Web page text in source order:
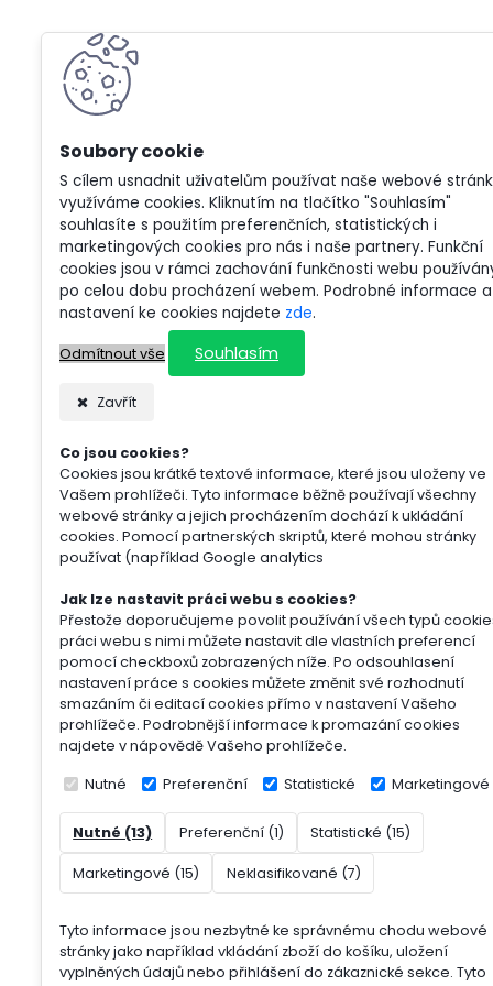
S cílem usnadnit uživatelům používat naše webové
využíváme cookies. Kliknutím na tlačítko "Souhlasím"
souhlasíte s použitím preferenčních, statistických i
marketingových cookies pro nás i naše partnery. Funkční
cookies jsou v rámci zachování funkčnosti webu
po celou dobu procházení webem. Podrobné informace a
nastavení ke cookies najdete zde.
Odmítnout vše Souhlasím
Zavřít
Co jsou cookies?
Cookies jsou krátké textové informace, které jsou uloženy ve
Vašem prohlížeči. Tyto informace běžně používají všechny
webové stránky a jejich procházením dochází k ukládání
cookies. Pomocí partnerských skriptů, které mohou stránky
používat (například Google analytics
Jak lze nastavit práci webu s cookies?
Přestože doporučujeme povolit používání všech typů
práci webu s nimi můžete nastavit dle vlastních preferencí
pomocí checkboxů zobrazených níže. Po odsouhlasení
nastavení práce s cookies můžete změnit své rozhodnutí
smazáním či editací cookies přímo v nastavení Vašeho
prohlížeče. Podrobnější informace k promazání cookies
najdete v nápovědě Vašeho prohlížeče.
Nutné Preferenční Statistické Marketingové
Nutné (13) Preferenční (1) Statistické (15)
Marketingové (15) Neklasifikované (7)
Tyto informace jsou nezbytné ke správnému chodu webové
stránky jako například vkládání zboží do košíku, uložení
vyplněných údajů nebo přihlášení do zákaznické sekce. Tyto